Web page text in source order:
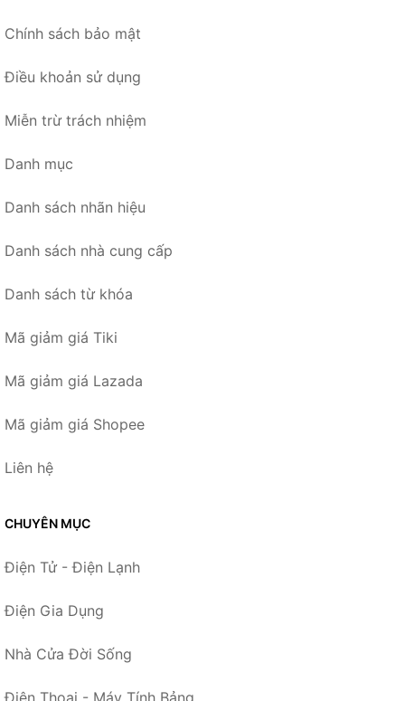
Chính sách bảo mật
Điều khoản sử dụng
Miễn trừ trách nhiệm
Danh mục
Danh sách nhãn hiệu
Danh sách nhà cung cấp
Danh sách từ khóa
Mã giảm giá Tiki
Mã giảm giá Lazada
Mã giảm giá Shopee
Liên hệ
CHUYÊN MỤC
Điện Tử - Điện Lạnh
Điện Gia Dụng
Nhà Cửa Đời Sống
Điện Thoại - Máy Tính Bảng